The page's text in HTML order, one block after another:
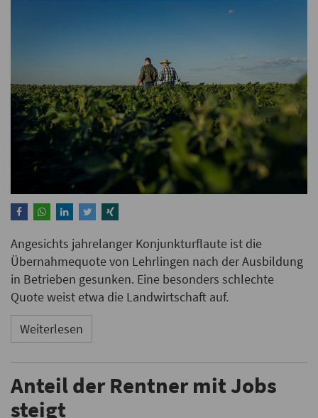
Angesichts jahrelanger Konjunkturflaute ist die
Übernahmequote von Lehrlingen nach der Ausbildung
in Betrieben gesunken. Eine besonders schlechte
Quote weist etwa die Landwirtschaft auf.
Weiterlesen
Anteil der Rentner mit Jobs
steigt